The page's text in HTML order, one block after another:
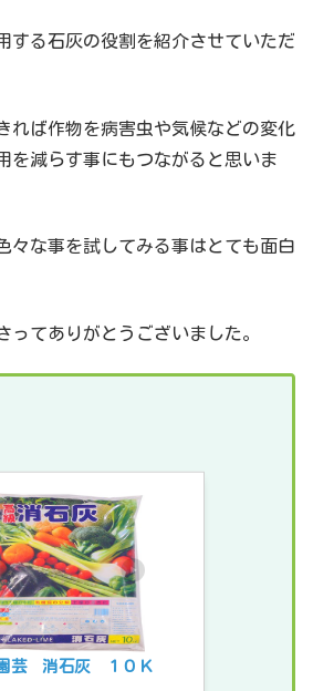
する石灰の役割を紹介させていただ
れば作物を病害虫や気候などの変化
を減らす事にもつながると思いま
々な事を試してみる事はとても面白
ってありがとうございました。
芸　消石灰　１０Ｋ